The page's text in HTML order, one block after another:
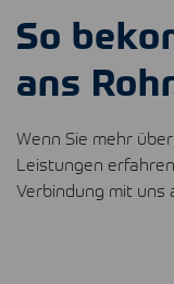
So
ans
Wenn Sie mehr
Leistungen
Verbindung mit uns